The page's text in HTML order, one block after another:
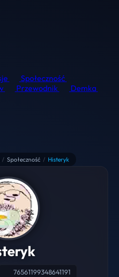
Społeczność
Przewodnik
Demka
/ Społeczność / Histeryk
76561199348641191